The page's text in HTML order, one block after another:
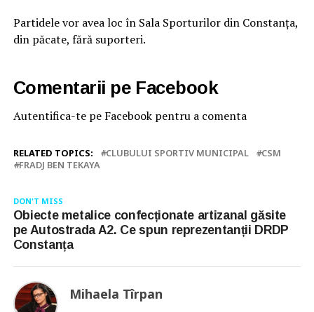
Partidele vor avea loc în Sala Sporturilor din Constanța,
din păcate, fără suporteri.
Comentarii pe Facebook
Autentifica-te pe Facebook pentru a comenta
RELATED TOPICS: CLUBULUI SPORTIV MUNICIPAL
CSM
FRADJ BEN TEKAYA
DON'T MISS
Obiecte metalice confecționate artizanal găsite
pe Autostrada A2. Ce spun reprezentanții DRDP
Constanța
Mihaela Tîrpan